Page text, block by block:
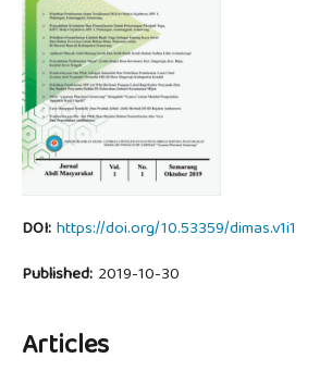
DOI:https://doi.org/10.53359/dimas.v1i1
Published: 2019-10-30
Articles